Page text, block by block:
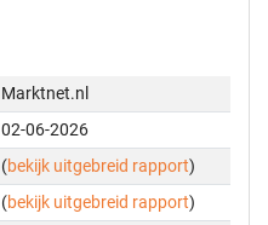
Marktnet.nl
02-06-2026
(bekijk uitgebreid rapport)
(bekijk uitgebreid rapport)